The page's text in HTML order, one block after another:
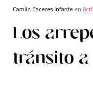
Camilo Caceres Infante en
Los
tránsito